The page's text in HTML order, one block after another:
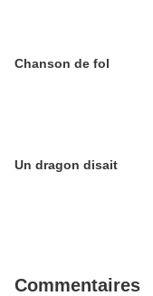
Chanson de fol
Un dragon disait
Commentaires